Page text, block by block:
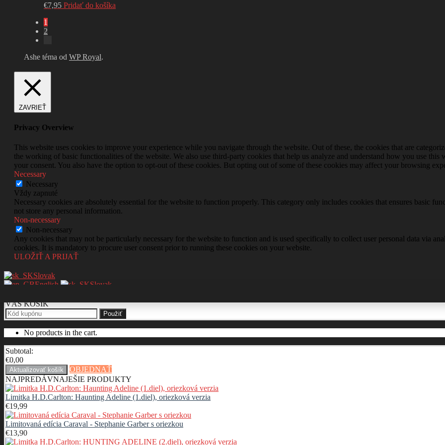
€7,95 Pridať do košíka
1
2
Ashe téma od WP Royal.
ZAVRIEŤ
Privacy Overview
This website uses cookies to improve your experience while you navigate through the website. Out of these, the cookies that are
the working of basic functionalities of the website. We also use third-party cookies that help us analyze and understand how you use
your consent. You also have the option to opt-out of these cookies. But opting out of some of these cookies may affect your browsing
Necessary
Necessary
Vždy zapnuté
Necessary cookies are absolutely essential for the website to function properly. This category only includes cookies that ensures basic
not store any personal information.
Non-necessary
Non-necessary
Any cookies that may not be particularly necessary for the website to function and is used specifically to collect user personal data via
cookies. It is mandatory to procure user consent prior to running these cookies on your website.
ULOŽIŤ A PRIJAŤ
Slovak
English
Slovak
VÁŠ KOŠÍK
Použiť
No products in the cart.
Subtotal:
€0,00
Aktualizovať košík
OBJEDNAŤ
NAJPREDÁVNAJEŠIE PRODUKTY
Limitka H.D.Carlton: Haunting Adeline (1.diel), oriezková verzia
€19,99
Limitovaná edícia Caraval - Stephanie Garber s oriezkou
€13,90